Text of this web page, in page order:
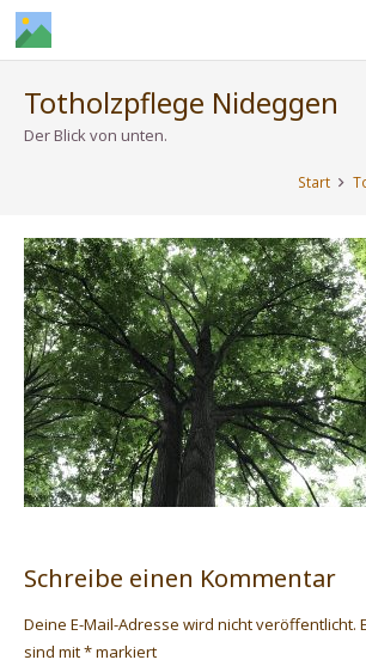
Totholzpflege Nideggen
Der Blick von unten.
Start
Schreibe einen Kommentar
Deine E-Mail-Adresse wird nicht veröffentlicht.
sind mit*markiert